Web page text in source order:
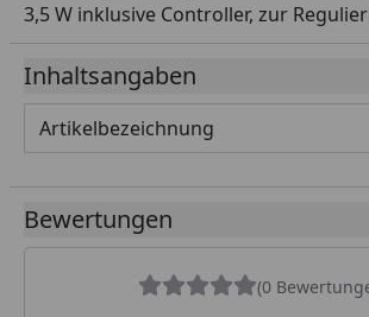
3,5 W inklusive Controller, zur
Inhaltsangaben
Artikelbezeichnung
Bewertungen
(0